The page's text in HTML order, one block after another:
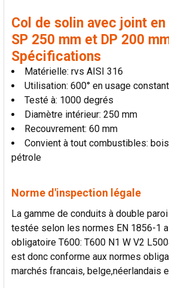
Col de solin avec joint
SP 250 mm et DP 200
Spécifications
Matérielle: rvs AISI 316
Utilisation: 600° en usage constant
Testé à: 1000 degrés
Diamètre intérieur: 250 mm
Recouvrement: 60 mm
Convient à tout combustibles:
pétrole
Norme d'inspection légale
La gamme de conduits à double
testée selon les normes EN 1856-1
obligatoire T600: T600 N1 W V2
est donc conforme aux normes
marchés francais, belge,néerlandais